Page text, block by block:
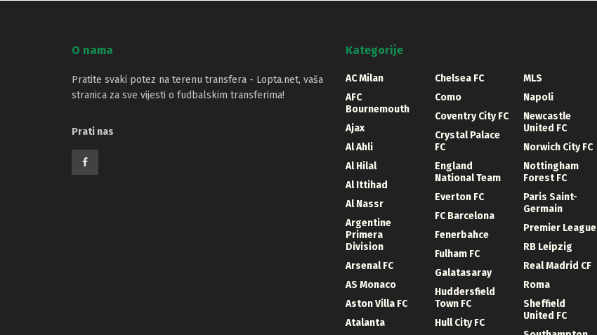
O nama
Pratite svaki potez na terenu transfera - Lopta.net, vaša
stranica za sve vijesti o fudbalskim transferima!
Prati nas
Kategorije
AC Milan
AFC
Bournemouth
Ajax
Al Ahli
Al Hilal
Al Ittihad
Al Nassr
Argentine
Primera
Division
Arsenal FC
AS Monaco
Aston Villa FC
Atalanta
Chelsea FC
Como
Coventry City FC
Crystal Palace
FC
England
National Team
Everton FC
FC Barcelona
Fenerbahce
Fulham FC
Galatasaray
Huddersfield
Town FC
Hull City FC
MLS
Napoli
Newcastle
United FC
Norwich City FC
Nottingham
Forest FC
Paris Saint-
Germain
Premier League
RB Leipzig
Real Madrid CF
Roma
Sheffield
United FC